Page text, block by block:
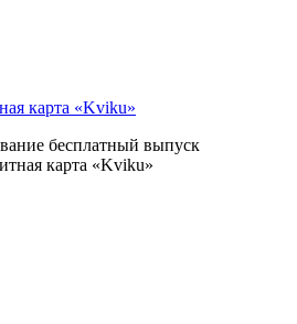
карта «Kviku»
бесплатный выпуск